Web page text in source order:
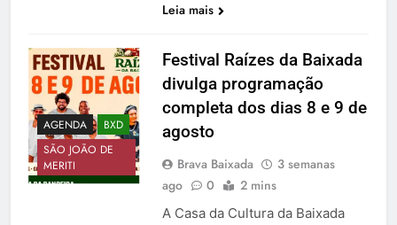
Leia mais
AGENDA
BXD
SÃO JOÃO DE
MERITI
Festival Raízes da Baixada
divulga programação
completa dos dias 8 e 9 de
agosto
Brava Baixada
3 semanas
ago
0 2 mins
A Casa da Cultura da Baixada